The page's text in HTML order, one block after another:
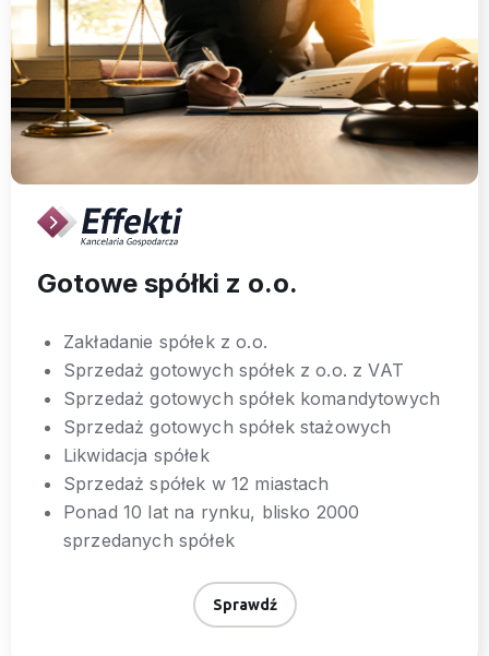
Gotowe spółki z o.o.
Zakładanie spółek z o.o.
Sprzedaż gotowych spółek z o.o. z VAT
Sprzedaż gotowych spółek komandytowych
Sprzedaż gotowych spółek stażowych
Likwidacja spółek
Sprzedaż spółek w 12 miastach
Ponad 10 lat na rynku, blisko 2000
sprzedanych spółek
Sprawdź